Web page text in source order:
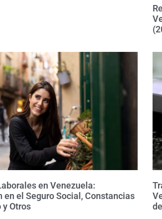
en Venezuela:
en el Seguro Social, Constancias
y Otros